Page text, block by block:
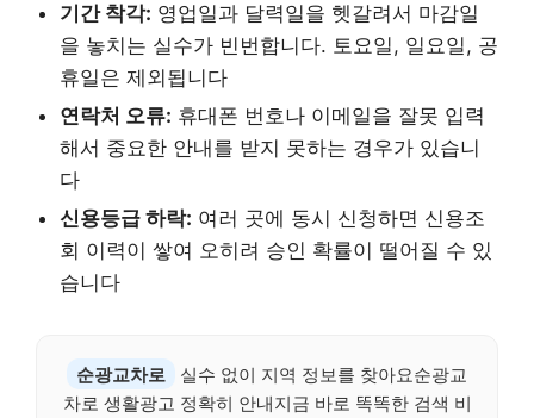
기간 착각: 영업일과 달력일을 헷갈려서 마감일
을 놓치는 실수가 빈번합니다. 토요일, 일요일, 공
휴일은 제외됩니다
연락처 오류: 휴대폰 번호나 이메일을 잘못 입력
해서 중요한 안내를 받지 못하는 경우가 있습니
다
신용등급 하락: 여러 곳에 동시 신청하면 신용조
회 이력이 쌓여 오히려 승인 확률이 떨어질 수 있
습니다
순광교차로
실수 없이 지역 정보를 찾아요순광교
차로 생활광고 정확히 안내지금 바로 똑똑한 검색 비